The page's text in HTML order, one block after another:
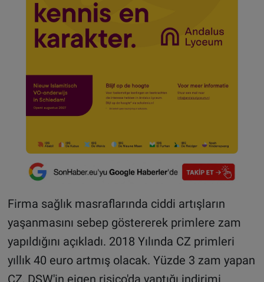
Firma sağlık masraflarında ciddi artışların
yaşanmasını sebep göstererek primlere zam
yapıldığını açıkladı. 2018 Yılında CZ primleri
yıllık 40 euro artmış olacak. Yüzde 3 zam yapan
CZ, DSW'in eigen risico'da yaptığı indirimi